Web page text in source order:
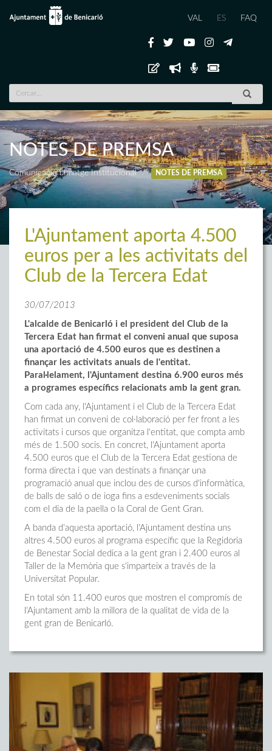
VAL ES FAQ
NOTES DE PREMSA
Comunicació i Imatge Institucional NOTES DE PREMSA
L'Ajuntament aporta 4.500
euros per a les activitats del
Club de la Tercera Edat
30/07/2013
L'alcalde de Benicarló i el president del Club de la
Tercera Edat han firmat el conveni anual que suposa
una aportació de 4.500 euros que es destinen a
finançar les activitats anuals de l'entitat.
Paral·lelament, l'Ajuntament destina 6.900 euros més
a programes específics relacionats amb la gent gran.
Com cada any, l'Ajuntament i el Club de la Tercera Edat
han firmat un conveni de col·laboració per fer front a les
activitats i cursos que organitza l'entitat, que compta amb
més de 1.500 socis. En concret, l'Ajuntament aporta
4.500 euros que el Club de la Tercera Edat gestiona de
forma directa i que van destinats a finançar una
programació anual que inclou des de cursos d'informàtica,
de balls de saló o de ioga fins a esdeveniments socials
com el dia de la paella o la Coral de Gent Gran.
A banda d'aquesta aportació, l'Ajuntament destina uns
altres 4.500 euros al programa específic que la Regidoria
de Benestar Social dedica a la gent gran i 2.400 euros al
Taller de la Memòria que s'imparteix a través de la
Universitat Popular.
En total són 11.400 euros que mostren el compromís de
l'Ajuntament amb la millora de la qualitat de vida de la
gent gran de Benicarló.